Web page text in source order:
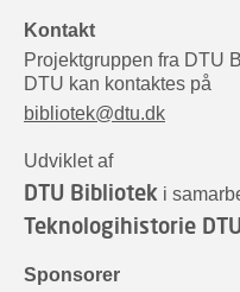
Kontakt
Projektgruppen fra DTU
DTU kan kontaktes på
bibliotek@dtu.dk
Udviklet af
DTU Bibliotek i
Teknologihistorie
Sponsorer